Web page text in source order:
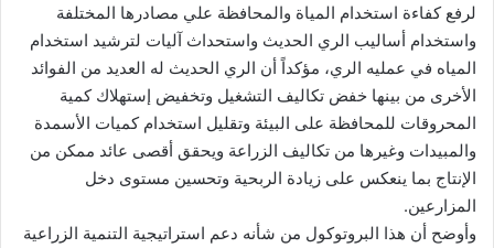
لرفع كفاءة استخدام المياة والمحافظة علي مصادرها المختلفة
واستخدام أساليب الري الحديث واستحداث آليات لترشيد استخدام
المياه في عمليه الري، مؤكداً أن الري الحديث له العديد من الفوائد
الأخرى من بينها خفض تكاليف التشغيل وتخفيض إستهلاك كمية
المحروقات للمحافظة على البيئة وتقليل استخدام كميات الأسمدة
والمبيدات وغيرها من تكاليف الزراعة ويحقق أقصى عائد ممكن من
الإنتاج بما ينعكس على زيادة الربحية وتحسين مستوى دخل
المزارعين.
وأوضح أن هذا البروتوكول من شأنه دعم استراتيجية التنمية الزراعية